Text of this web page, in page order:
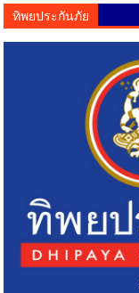
ทิพยประกันภัย